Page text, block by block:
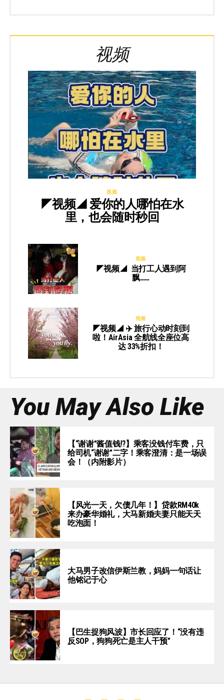
视频
视频
◤视频◢ 爱你的人哪怕在水
里，也会随时秒回
视频
◤视频◢ 当打工人遇到阿
飘……
视频
◤视频◢ ✈️ 旅行心动时刻到
啦！AirAsia 全航线全座位高
达 33%折扣！
You May Also Like
【“谢谢”酱值钱⁉️】乘客没钱付车费，只
给司机“谢谢”二字！乘客澄清：是一场误
会！（内附影片）
【风光一天，欠债几年！】贷款RM40k
来办豪华婚礼，大马新婚夫妻只能天天
吃泡面！
大马男子改信伊斯兰教，妈妈一句话让
他铭记于心
【巴生捉狗风波】市长回应了！“没有违
反SOP，狗狗死亡是主人干预”